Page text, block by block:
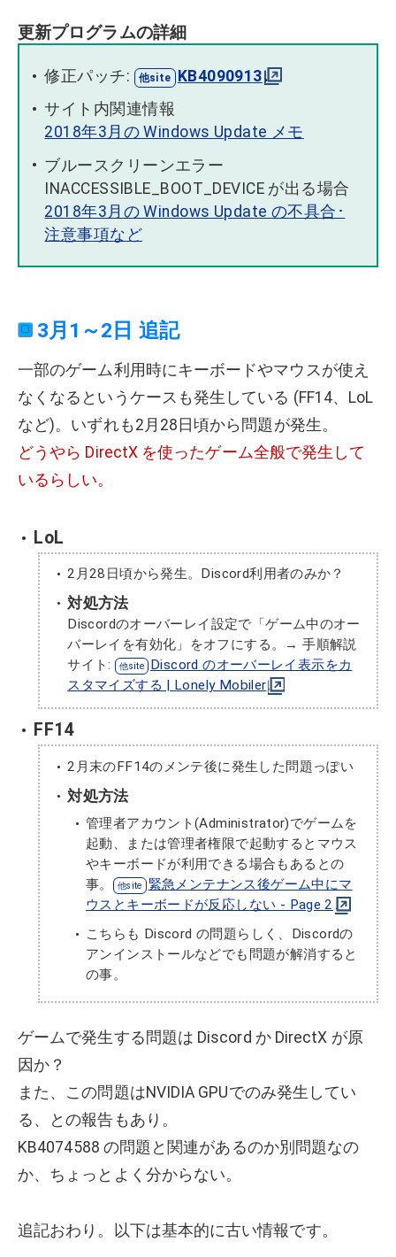
更新プログラムの詳細
修正パッチ:
KB4090913
サイト内関連情報
2018年3月の Windows Update メモ
ブルースクリーンエラー
INACCESSIBLE_BOOT_DEVICE が出る場合
2018年3月の Windows Update の不具合･
注意事項など
3月1～2日 追記
一部のゲーム利用時にキーボードやマウスが使え
なくなるというケースも発生している (FF14、LoL
など)。いずれも2月28日頃から問題が発生。
どうやら DirectX を使ったゲーム全般で発生して
いるらしい。
LoL
2月28日頃から発生。Discord利用者のみか？
対処方法
Discordのオーバーレイ設定で「ゲーム中のオー
バーレイを有効化」をオフにする。→ 手順解説
サイト:
Discord のオーバーレイ表示をカ
スタマイズする | Lonely Mobiler
FF14
2月末のFF14のメンテ後に発生した問題っぽい
対処方法
管理者アカウント(Administrator)でゲームを
起動、または管理者権限で起動するとマウス
やキーボードが利用できる場合もあるとの
事。
緊急メンテナンス後ゲーム中にマ
ウスとキーボードが反応しない - Page 2
こちらも Discord の問題らしく、Discordの
アンインストールなどでも問題が解消すると
の事。
ゲームで発生する問題は Discord か DirectX が原
因か？
また、この問題はNVIDIA GPUでのみ発生してい
る、との報告もあり。
KB4074588 の問題と関連があるのか別問題なの
か、ちょっとよく分からない。
追記おわり。以下は基本的に古い情報です。